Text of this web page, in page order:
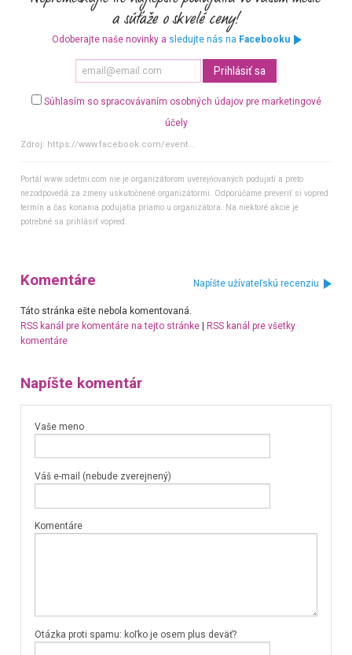
Odoberajte naše novinky a sledujte nás na Facebooku
Súhlasím so spracovávaním osobných údajov pre marketingové
účely
Zdroj: https://www.facebook.com/event...
Portál www.sdetmi.com nie je organizátorom uverejňovaných podujatí a preto
nezodpovedá za zmeny uskutočnené organizátormi. Odporúčame preveriť si vopred
termín a čas konania podujatia priamo u organizátora. Na niektoré akcie je
potrebné sa prihlásiť vopred.
Komentáre Napíšte užívateľskú recenziu
Táto stránka ešte nebola komentovaná.
RSS kanál pre komentáre na tejto stránke| RSS kanál pre všetky
komentáre
Napíšte komentár
Vaše meno
Váš e-mail (nebude zverejnený)
Komentáre
Otázka proti spamu: koľko je osem plus deväť?